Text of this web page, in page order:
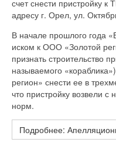
счет снести пристройку
адресу г. Орел, ул.
В начале прошлого года
иском к ООО «Золотой
признать строительство
называемого
регион» снести ее в
что пристройку возвели
норм.
Подробнее: